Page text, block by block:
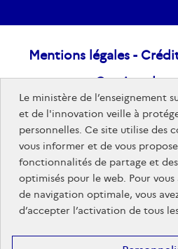
Raccourcis
visiteurs
Mentions légales -
Gestion des
Données personnelles
Plan du
Sites publics
Le ministère de l’enseignement
et de l'innovation veille à
personnelles. Ce site utilise des
vous informer et de vous
fonctionnalités de partage et
optimisés pour le web. Pour
de navigation optimale, vous
d’accepter l’activation de tous